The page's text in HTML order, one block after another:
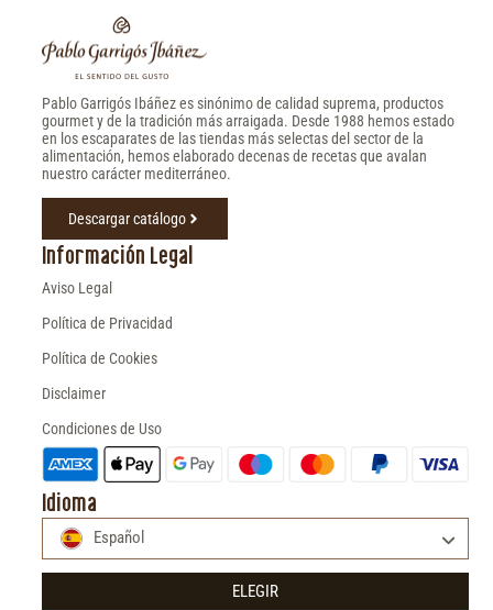
Pablo Garrigós Ibáñez es sinónimo de calidad suprema, productos
gourmet y de la tradición más arraigada. Desde 1988 hemos estado
en los escaparates de las tiendas más selectas del sector de la
alimentación, hemos elaborado decenas de recetas que avalan
nuestro carácter mediterráneo.
Descargar catálogo
Información Legal
Aviso Legal
Política de Privacidad
Política de Cookies
Disclaimer
Condiciones de Uso
Idioma
Español
ELEGIR